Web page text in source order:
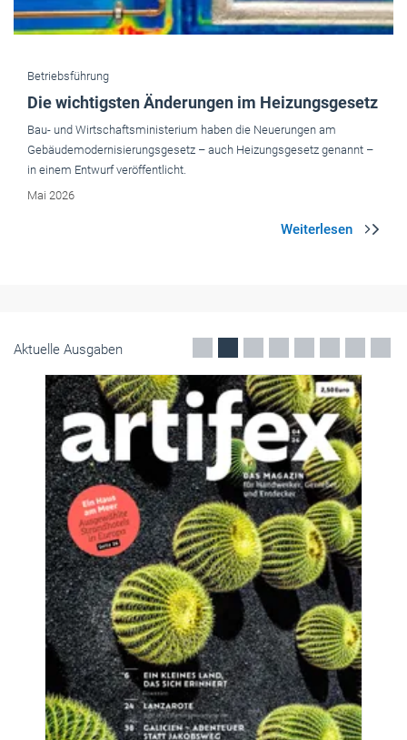
Betriebsführung
Die wichtigsten Änderungen im Heizungsgesetz
Bau- und Wirtschaftsministerium haben die Neuerungen am
Gebäudemodernisierungsgesetz – auch Heizungsgesetz genannt –
in einem Entwurf veröffentlicht.
Mai 2026
Aktuelle Ausgaben